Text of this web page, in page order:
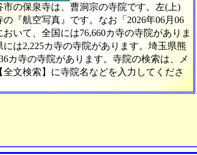
市の保泉寺は、曹洞宗の寺院です。左(上)
の『航空写真』です。なお「2026年06月06
おいて、全国には76,660カ寺の寺院がありま
には2,225カ寺の寺院があります。埼玉県熊
カ寺の寺院があります。寺院の検索は、メ
全文検索】に寺院名などを入力してくださ